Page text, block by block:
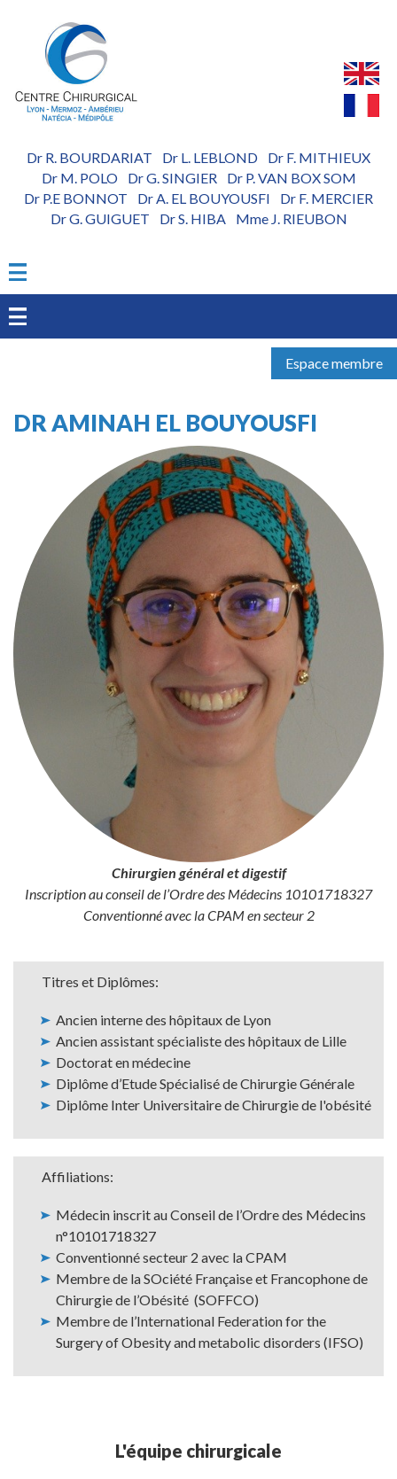
Dr R. BOURDARIAT Dr L. LEBLOND
Dr F. MITHIEUX
Dr M. POLO- Dr G. SINGIER- Dr P. VAN BOX SOM
Dr P.E BONNOT
Dr A. EL BOUYOUSFI
Dr F. MERCIER
Dr G. GUIGUET
Dr S. HIBA- Mme J. RIEUBON
Espace membre
DR AMINAH EL BOUYOUSFI
Chirurgien général et digestif
Inscription au conseil de l’Ordre des Médecins 10101718327
Conventionné avec la CPAM en secteur 2
Titres
Diplômes
Titres et Diplômes:
Ancien interne des hôpitaux de Lyon
Ancien assistant spécialiste des hôpitaux de Lille
Doctorat en médecine
Diplôme d’Etude Spécialisé de Chirurgie Générale
Diplôme Inter Universitaire de Chirurgie de l'obésité
Affiliations
Affiliations:
Médecin inscrit au Conseil de l’Ordre des Médecins
n°10101718327
Conventionné secteur 2 avec la CPAM
Membre de la SOciété Française et Francophone de
Chirurgie de l’Obésité (SOFFCO)
Membre de l’International Federation for the
Surgery of Obesity and metabolic disorders (IFSO)
L'équipe chirurgicale